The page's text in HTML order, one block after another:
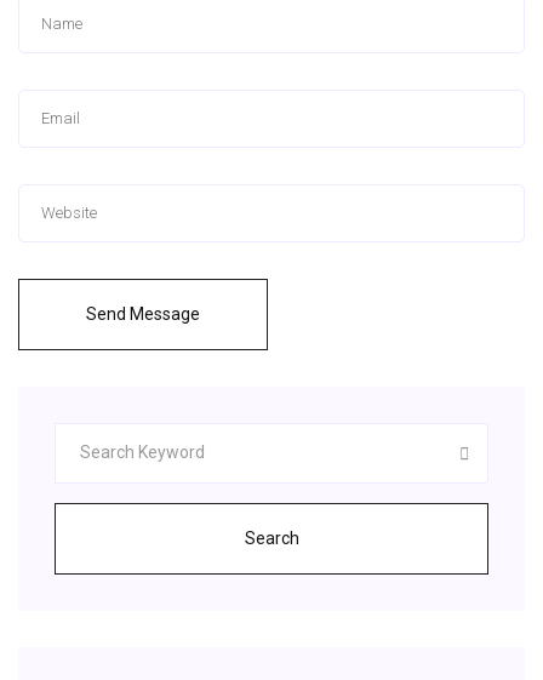
Send Message
Search